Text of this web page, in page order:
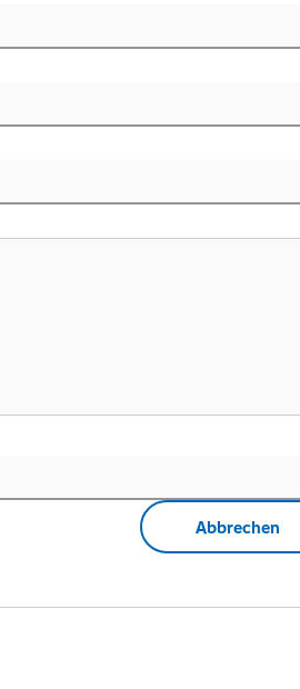
Abbrechen